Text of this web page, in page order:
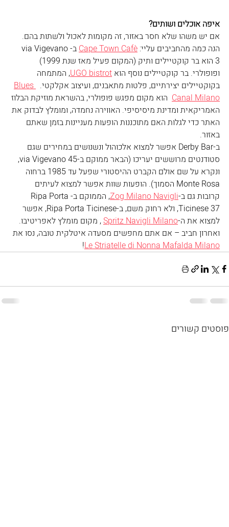
איפה אוכלים ושותים?
אם יש משהו שלא חסר באזור, זה מקומות לאכול ולשתות בהם.
הנה כמה מהחביבים עליי: Cape Town Cafè
ב-via Vigevano
3 הוא בר קוקטיילים ותיק (המקום פעיל מאז שנת 1999)
ופופולרי. בר קוקטיילים נוסף הוא UGO bistrot, המתמחה
בקוקטיילים יצירתיים, פלטות מתאבנים, ועיצוב אקלקטי. Blues
Canal Milano הוא מקום מפגש פופולרי, בהשראת מוזיקת הבלוז
האמריקאית ומדינת מיסיסיפי. האווירה נחמדה, ומומלץ לבדוק את
האתר כדי לגלות האם מתוכננות הופעות מעניינות בזמן שאתם
באזור.
ב-Derby Bar אפשר למצוא אלכוהול ונשנושים במחירים שגם
סטודנטים מרוששים יעריכו (הבאר ממוקם ב-via Vigevano 45,
ונקרא על שם אולם הקברט ההיסטורי שפעל עד 1985 ברחוה
Monte Rosa הסמוך). הופעות שוות אפשר למצוא לעיתים
קרובות גם ב-Zog Milano Navigli
, הממוקם ב-Ripa Porta
Ticinese 37, ולא רחוק משם, ב-Ripa Porta Ticinese, אפשר
למצוא את ה-Spritz Navigli Milano , מקום מומלץ לאפריטיבו.
ואחרון חביב – אם אתם מחפשים מסעדה איטלקית טובה, נסו את
Le Striatelle di Nonna Mafalda Milano
!
פוסטים קשורים